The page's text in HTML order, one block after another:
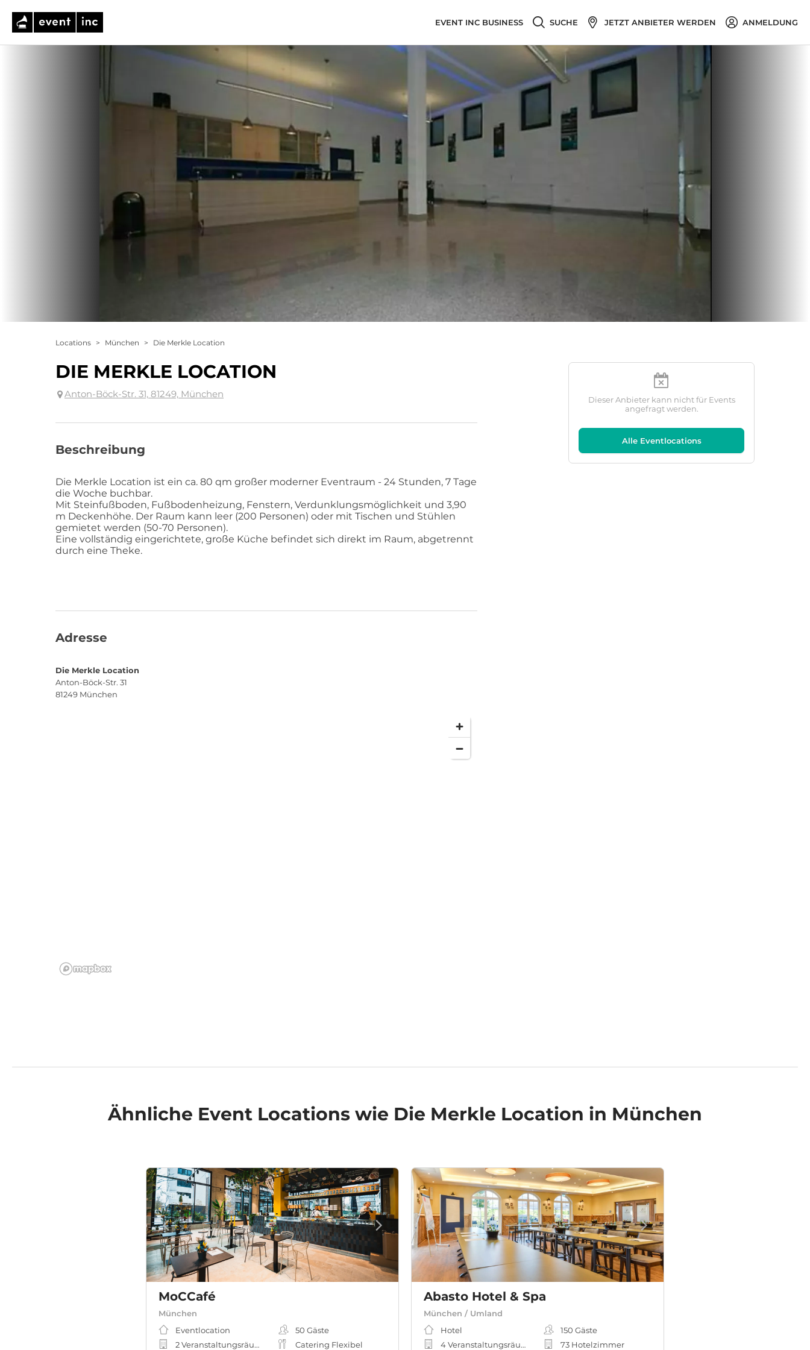
EVENT INC BUSINESS SUCHE JETZT ANBIETER WERDEN ANMELDUNG
Locations > München > Die Merkle Location
DIE MERKLE LOCATION
Anton-Böck-Str. 31, 81249, München
Beschreibung
Die Merkle Location ist ein ca. 80 qm großer moderner Eventraum - 24 Stunden, 7 Tage
die Woche buchbar.
Mit Steinfußboden, Fußbodenheizung, Fenstern, Verdunklungsmöglichkeit und 3,90
m Deckenhöhe. Der Raum kann leer (200 Personen) oder mit Tischen und Stühlen
gemietet werden (50-70 Personen).
Eine vollständig eingerichtete, große Küche befindet sich direkt im Raum, abgetrennt
durch eine Theke.
Adresse
Die Merkle Location
Anton-Böck-Str. 31
81249 München
Dieser Anbieter kann nicht für Events
angefragt werden.
Alle Eventlocations
Ähnliche Event Locations wie Die Merkle Location in München
MoCCafé
München
Eventlocation
2 Veranstaltungsräume
50 Gäste
Catering Flexibel
Abasto Hotel & Spa
München / Umland
Hotel
4 Veranstaltungsräume
150 Gäste
73 Hotelzimmer